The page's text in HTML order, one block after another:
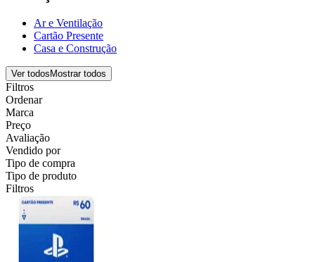
Ar e Ventilação
Cartão Presente
Casa e Construção
Ver todos Mostrar todos
Filtros
Ordenar
Marca
Preço
Avaliação
Vendido por
Tipo de compra
Tipo de produto
Filtros